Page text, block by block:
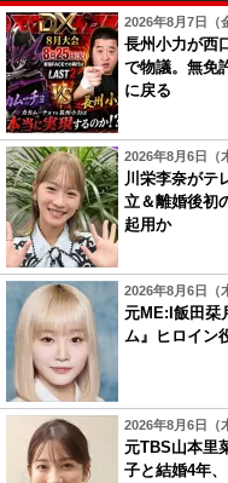
2026年8月7日（
長州小力が西
で物議。無免
に戻る
2026年8月6日（
川栄李奈がテ
立＆離婚後初
起用か
2026年8月6日（
元ME:I飯田栞
ム』ヒロイン
2026年8月6日（
元TBS山本里
子と結婚4年